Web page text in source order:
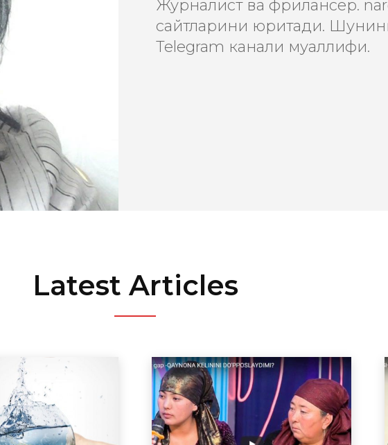
Журналист ва фрилансер.
сайтларини юритади.
Telegram канали муаллифи.
Latest Articles